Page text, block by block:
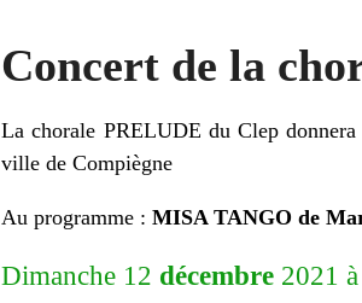
Concert de la
La chorale PRELUDE du Clep
ville de Compiègne
Au programme : MISA TANGO de
Dimanche 12 décembre 2021